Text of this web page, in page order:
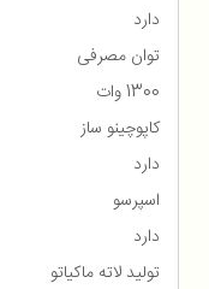
دارد
توان مصرفی
1300 وات
کاپوچینو ساز
دارد
اسپرسو
دارد
تولید لاته ماکیاتو